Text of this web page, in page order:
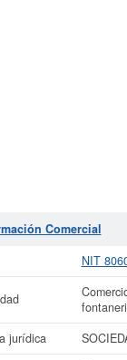
Comercial
NIT
jurídica